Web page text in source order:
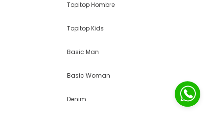
Topitop Hombre
Topitop Kids
Basic Man
Basic Woman
Denim